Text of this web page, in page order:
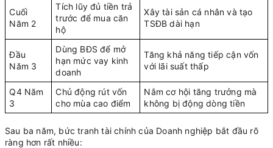
Cuối
Năm 2
Tích lũy đủ tiền trả
trước để mua căn
hộ
Xây tài sản cá nhân và tạo
TSĐB dài hạn
Đầu
Năm 3
Dùng BĐS để mở
hạn mức vay kinh
doanh
Tăng khả năng tiếp cận vốn
với lãi suất thấp
Q4 Năm
3
Chủ động rút vốn
cho mùa cao điểm
Nắm cơ hội tăng trưởng mà
không bị động dòng tiền
Sau ba năm, bức tranh tài chính của Doanh nghiệp bắt đầu rõ
ràng hơn rất nhiều: